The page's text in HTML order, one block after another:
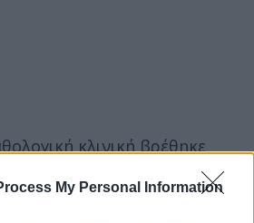
My Personal Information
κλινική βρέθηκε
, η οποία του εξήγησε
το επισκεπτήριο , καθώς οι